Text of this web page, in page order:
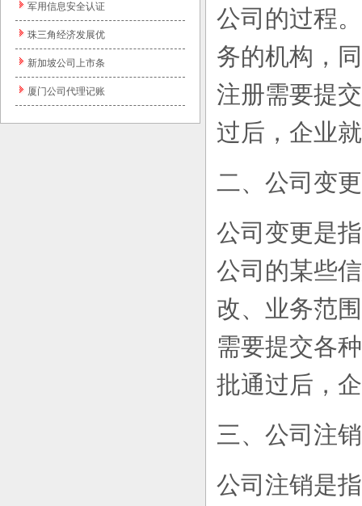
军用信息安全认证
珠三角经济发展优
新加坡公司上市条
厦门公司代理记账
公司的过程
务的机构，
注册需要提
过后，企业
二、公司变更
公司变更是
公司的某些
改、业务范
需要提交各
批通过后，
三、公司注销
公司注销是